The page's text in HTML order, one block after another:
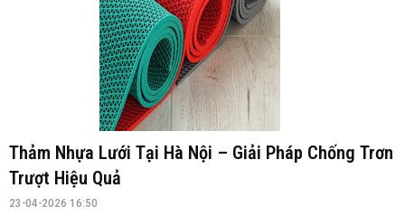
Thảm Nhựa Lưới Tại Hà Nội – Giải Pháp Chống Trơn
Trượt Hiệu Quả
23-04-2026 16:50